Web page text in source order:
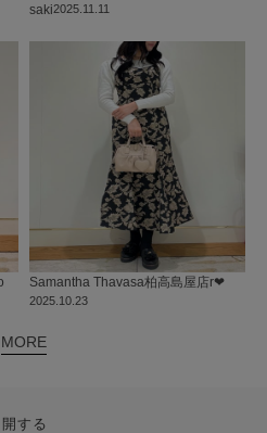
2025.11.11
saki
2025.10.23
Samantha Thavasa柏高島屋店r❤︎
MORE
する